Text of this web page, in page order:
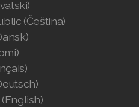
(Čeština)